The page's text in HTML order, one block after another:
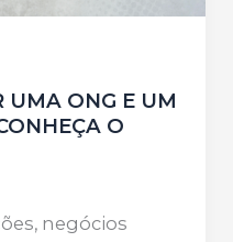
UMA ONG E UM
O
negócios